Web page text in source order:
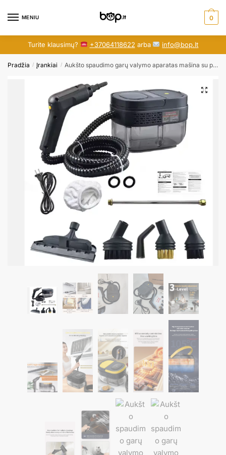
MENIU 0
Turite klausimų? +37064118622 arba info@bop.lt
Pradžia / Įrankiai / Aukšto spaudimo garų valymo aparatas mašina su priedais